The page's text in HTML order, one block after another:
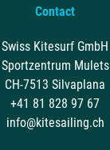
Contact
Swiss Kitesurf GmbH
Sportzentrum Mulets
CH-7513 Silvaplana
+41 81 828 97 67
info@kitesailing.ch